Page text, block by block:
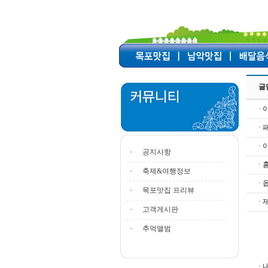
공지사항
축제&여행정보
목포맛집 프리뷰
고객게시판
추억앨범
글
·
·
·
·
·
·
·